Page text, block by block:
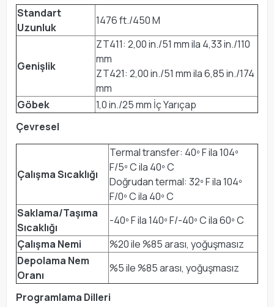
Standart
Uzunluk
1476 ft./450 M
Genişlik
ZT411: 2,00 in./51 mm ila 4,33 in./110
mm
ZT421: 2,00 in./51 mm ila 6,85 in./174
mm
Göbek
1,0 in./25 mm İç Yarıçap
Çevresel
Çalışma Sıcaklığı
Termal transfer: 40º F ila 104º
F/5º C ila 40º C
Doğrudan termal: 32º F ila 104º
F/0º C ila 40º C
Saklama/Taşıma
Sıcaklığı
-40º F ila 140º F/-40º C ila 60º C
Çalışma Nemi
%20 ile %85 arası, yoğuşmasız
Depolama Nem
Oranı
%5 ile %85 arası, yoğuşmasız
Programlama Dilleri